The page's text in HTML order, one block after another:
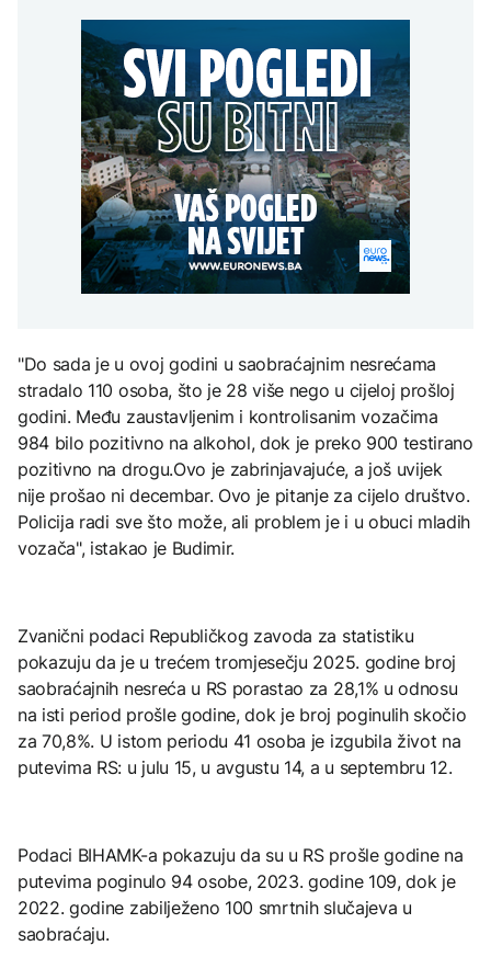
Stiže osvježenje: Danas
oblačno sa kišom
objavio rat kartelima,
dolara
AKTUELNO
Rusi gađali Kijevsku
oblast, Ukrajinci
rafineriju nafte - ima
nastradalih
ZANIMLJIVOSTI
Pripremite se za nebeski
spektakl: Kiša meteora
Perseidi stiže sredinom
augusta
TEHNOLOGIJA
djece moraju platiti 942
miliona dolara
"Do sada je u ovoj godini u saobraćajnim nesrećama
stradalo 110 osoba, što je 28 više nego u cijeloj prošloj
godini. Među zaustavljenim i kontrolisanim vozačima
984 bilo pozitivno na alkohol, dok je preko 900 testirano
pozitivno na drogu.Ovo je zabrinjavajuće, a još uvijek
nije prošao ni decembar. Ovo je pitanje za cijelo društvo.
Policija radi sve što može, ali problem je i u obuci mladih
vozača", istakao je Budimir.
Zvanični podaci Republičkog zavoda za statistiku
pokazuju da je u trećem tromjesečju 2025. godine broj
saobraćajnih nesreća u RS porastao za 28,1% u odnosu
na isti period prošle godine, dok je broj poginulih skočio
za 70,8%. U istom periodu 41 osoba je izgubila život na
putevima RS: u julu 15, u avgustu 14, a u septembru 12.
Podaci BIHAMK-a pokazuju da su u RS prošle godine na
putevima poginulo 94 osobe, 2023. godine 109, dok je
2022. godine zabilježeno 100 smrtnih slučajeva u
saobraćaju.